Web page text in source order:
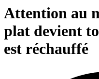
Attention au
plat devient
est réchauffé